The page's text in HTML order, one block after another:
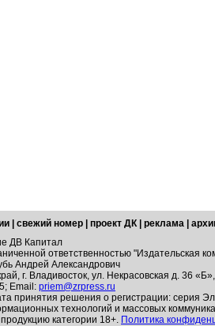
свежий номер проект ДК реклама
ДВ Капитал
ответственностью "Издательская
Андрей Александрович
г. Владивосток, ул. Некрасовская д. 36
Email: priem@zrpress.ru
принятия решения о регистрации: серия
технологий и массовых
категории 18+. Политика